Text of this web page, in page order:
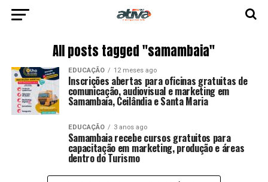
All posts tagged "samambaia"
EDUCAÇÃO 12 meses ago
Inscrições abertas para oficinas gratuitas de
comunicação, audiovisual e marketing em
Samambaia, Ceilândia e Santa Maria
EDUCAÇÃO 3 anos ago
Samambaia recebe cursos gratuitos para
capacitação em marketing, produção e áreas
dentro do Turismo